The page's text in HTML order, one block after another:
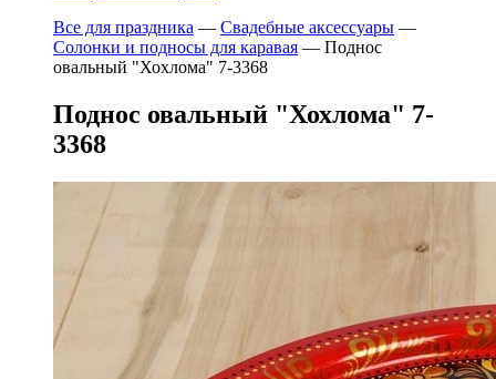
Все для праздника — Свадебные аксессуары —
Солонки и подносы для каравая — Поднос
овальный "Хохлома" 7-3368
Поднос овальный "Хохлома" 7-
3368